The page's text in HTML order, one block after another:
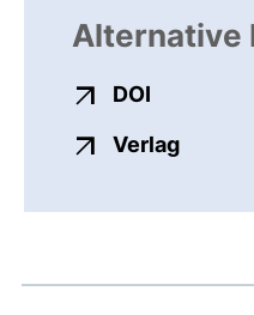
Alternative
DOI
Verlag